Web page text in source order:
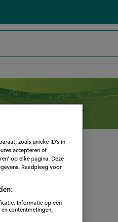
zoals unieke ID’s in
accepteren of
op elke pagina. Deze
Raadpleeg voor
Informatie op een
contentmetingen,